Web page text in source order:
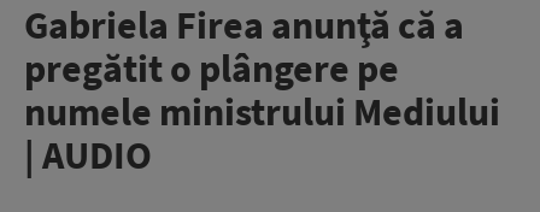
Gabriela Firea anunţă că a
pregătit o plângere pe
numele ministrului Mediului
| AUDIO